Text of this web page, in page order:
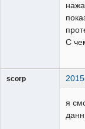
С
scorp
я